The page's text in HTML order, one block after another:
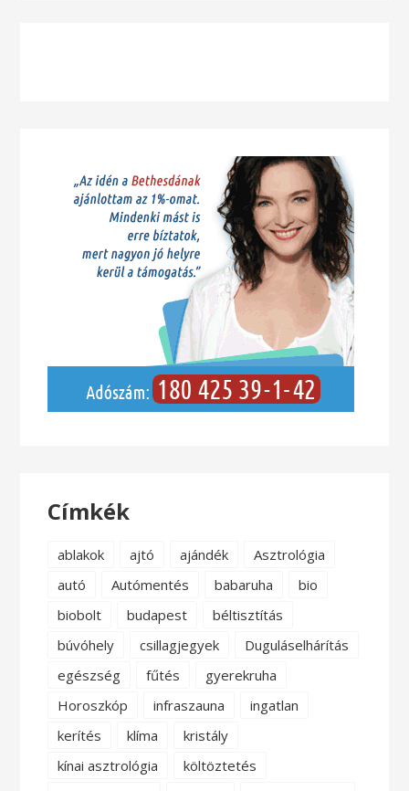
Címkék
ablakok ajtó ajándék
Asztrológia
autó
Autómentés babaruha
bio
biobolt
budapest
béltisztítás
búvóhely
csillagjegyek
Duguláselhárítás
egészség
fűtés
gyerekruha
Horoszkóp
infraszauna
ingatlan
kerítés
klíma
kristály
kínai asztrológia
költöztetés